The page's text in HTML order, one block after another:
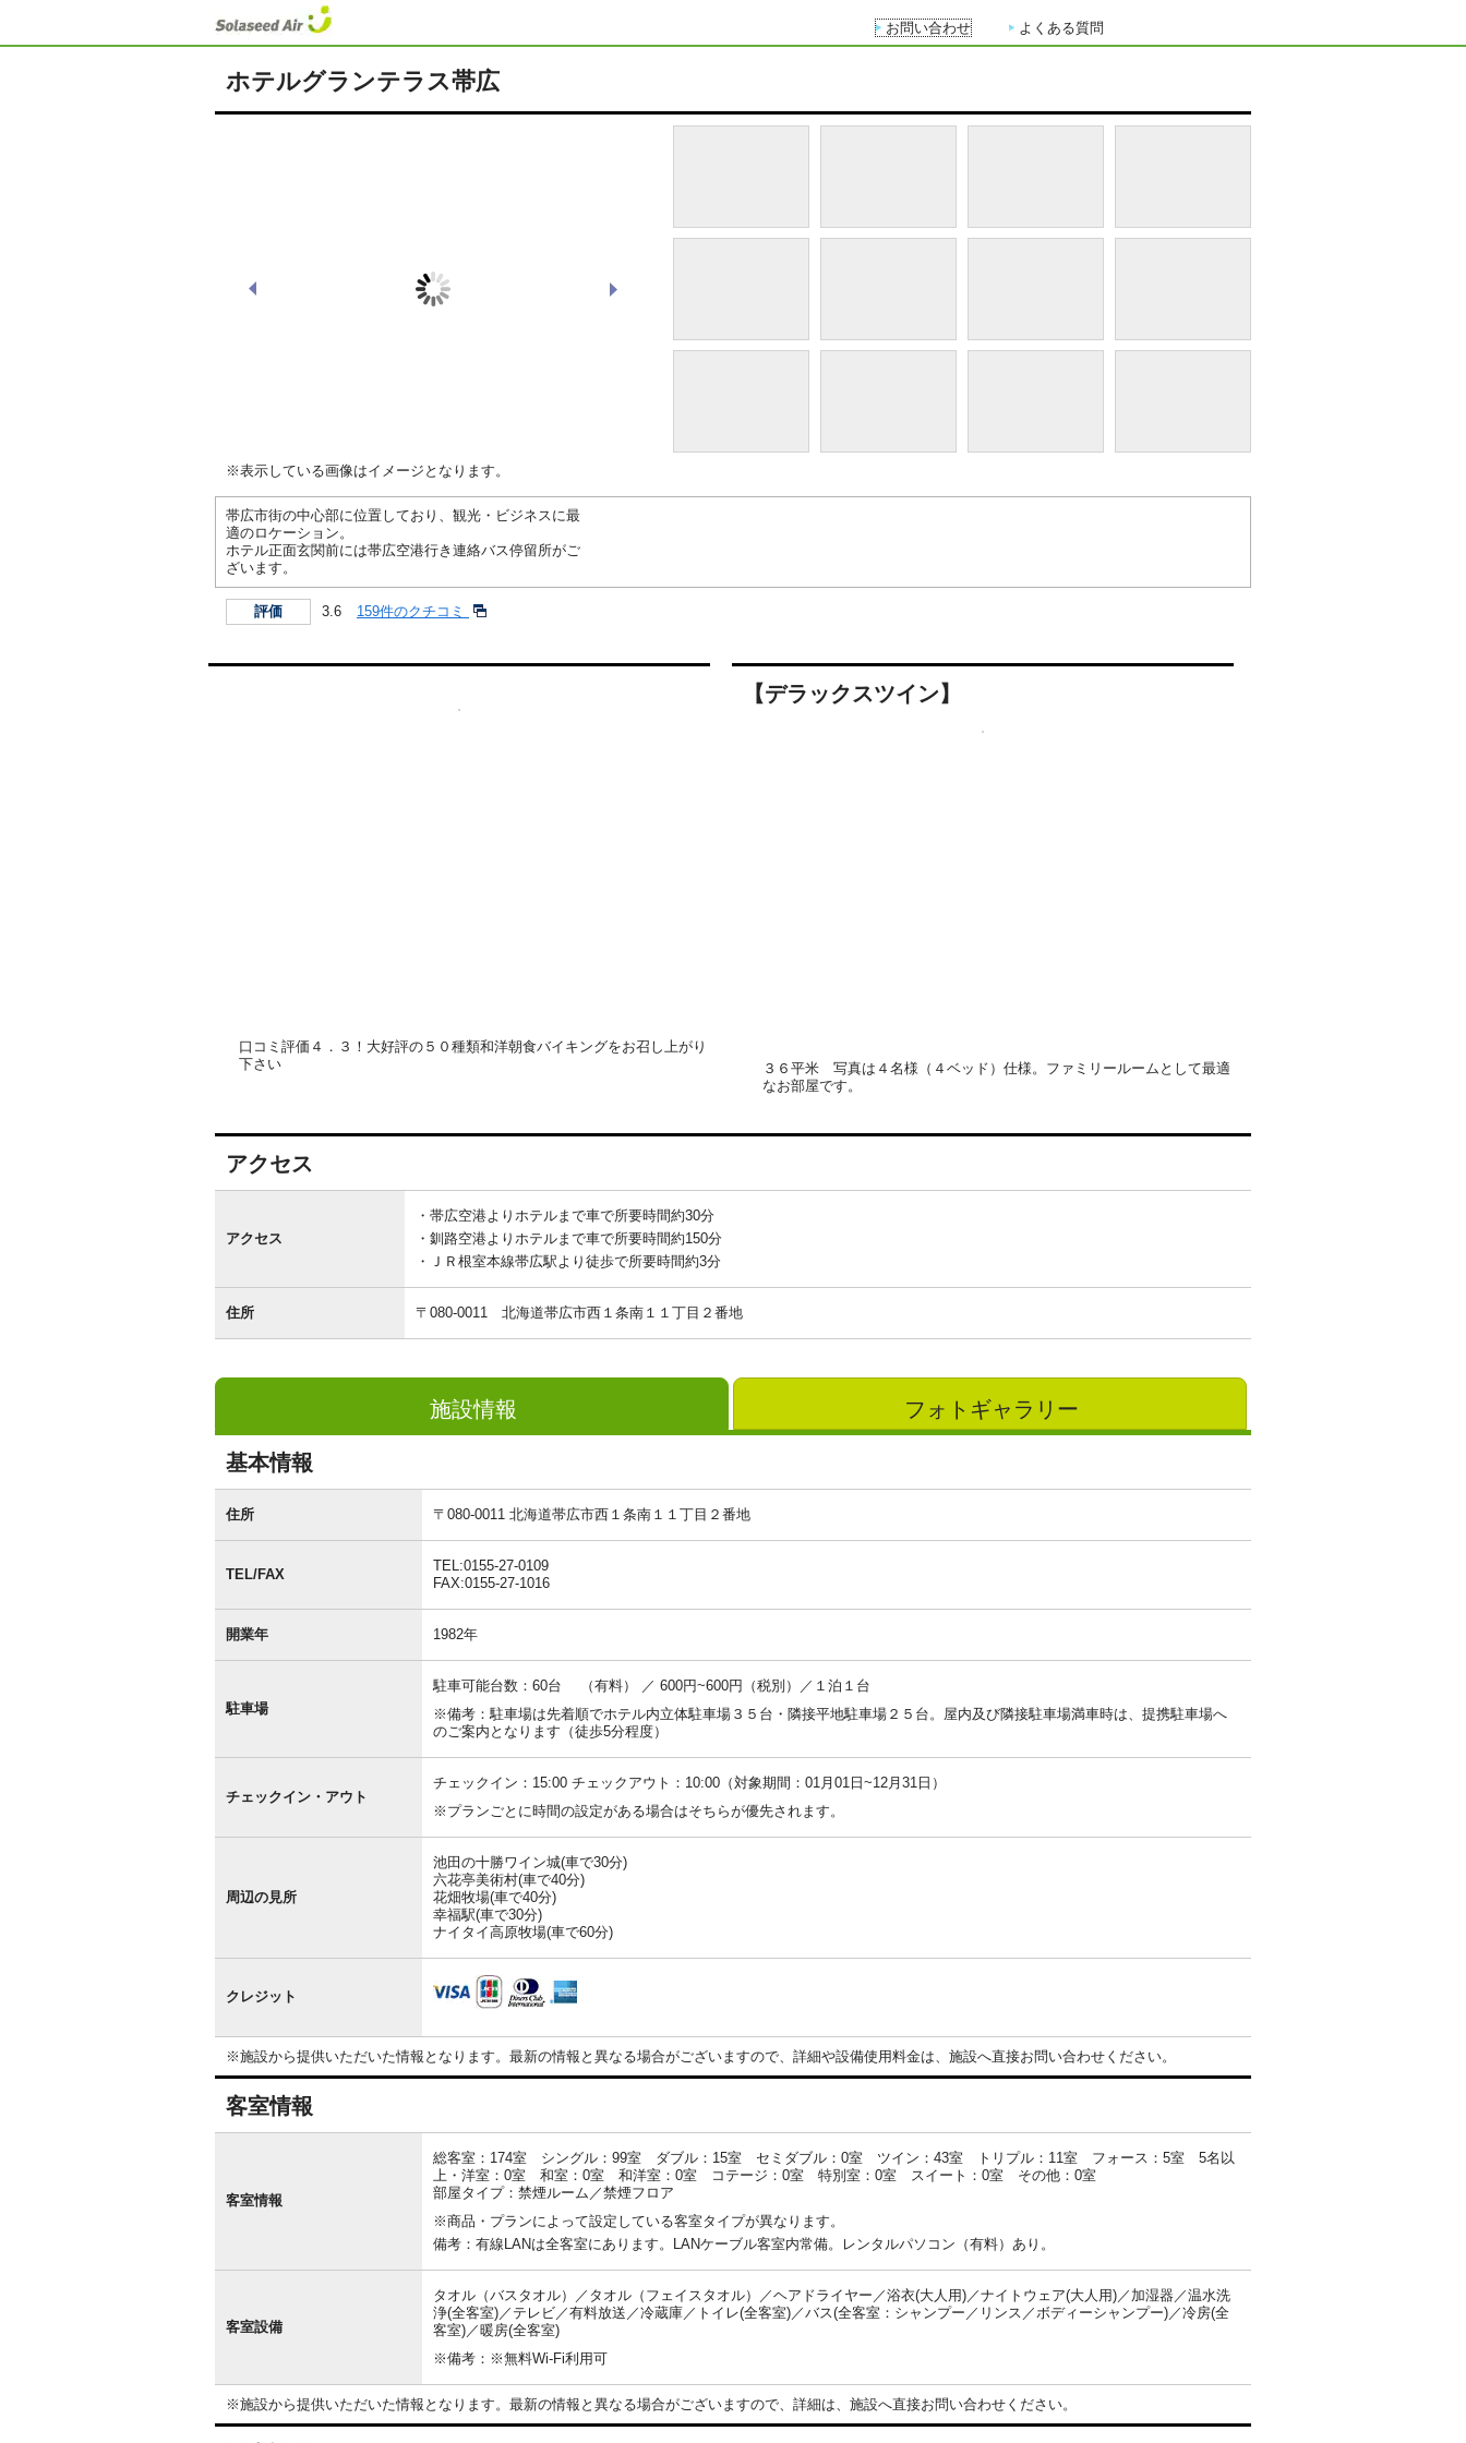
お問い合わせ よくある質問
ホテルグランテラス帯広
※表示している画像はイメージとなります。
帯広市街の中心部に位置しており、観光・ビジネスに最
適のロケーション。
ホテル正面玄関前には帯広空港行き連絡バス停留所がご
ざいます。
評価 3.6 159件のクチコミ
口コミ評価４．３！大好評の５０種類和洋朝食バイキングをお召し上がり
下さい
【デラックスツイン】
３６平米 写真は４名様（４ベッド）仕様。ファミリールームとして最適
なお部屋です。
アクセス
セアクセス
帯広空港よりホテルまで車で所要時間約30分
釧路空港よりホテルまで車で所要時間約150分
ＪＲ根室本線帯広駅より徒歩で所要時間約3分
住所 〒080-0011 北海道帯広市西１条南１１丁目２番地
施設情報 フォトギャラリー
基本情報
本住所 〒080-0011 北海道帯広市西１条南１１丁目２番地
TEL/FAX
TEL:0155-27-0109
FAX:0155-27-1016
開業年 1982年
駐車場
駐車可能台数：60台 （有料） ／ 600円~600円（税別）／１泊１台
※備考：駐車場は先着順でホテル内立体駐車場３５台・隣接平地駐車場２５台。屋内及び隣接駐車場満車時は、提携駐車場へ
のご案内となります（徒歩5分程度）
チェックイン・アウト
チェックイン：15:00 チェックアウト：10:00（対象期間：01月01日~12月31日）
※プランごとに時間の設定がある場合はそちらが優先されます。
周辺の見所
池田の十勝ワイン城(車で30分)
六花亭美術村(車で40分)
花畑牧場(車で40分)
幸福駅(車で30分)
ナイタイ高原牧場(車で60分)
クレジット
※施設から提供いただいた情報となります。最新の情報と異なる場合がございますので、詳細や設備使用料金は、施設へ直接お問い合わせください。
客室情報
報
客室情報
総客室：174室 シングル：99室 ダブル：15室 セミダブル：0室 ツイン：43室 トリプル：11室 フォース：5室 5名以
上・洋室：0室 和室：0室 和洋室：0室 コテージ：0室 特別室：0室 スイート：0室 その他：0室
部屋タイプ：禁煙ルーム／禁煙フロア
※商品・プランによって設定している客室タイプが異なります。
備考：有線LANは全客室にあります。LANケーブル客室内常備。レンタルパソコン（有料）あり。
客室設備
タオル（バスタオル）／タオル（フェイスタオル）／ヘアドライヤー／浴衣(大人用)／ナイトウェア(大人用)／加湿器／温水洗
浄(全客室)／テレビ／有料放送／冷蔵庫／トイレ(全客室)／バス(全客室：シャンプー／リンス／ボディーシャンプー)／冷房(全
客室)／暖房(全客室)
※備考：※無料Wi-Fi利用可
※施設から提供いただいた情報となります。最新の情報と異なる場合がございますので、詳細は、施設へ直接お問い合わせください。